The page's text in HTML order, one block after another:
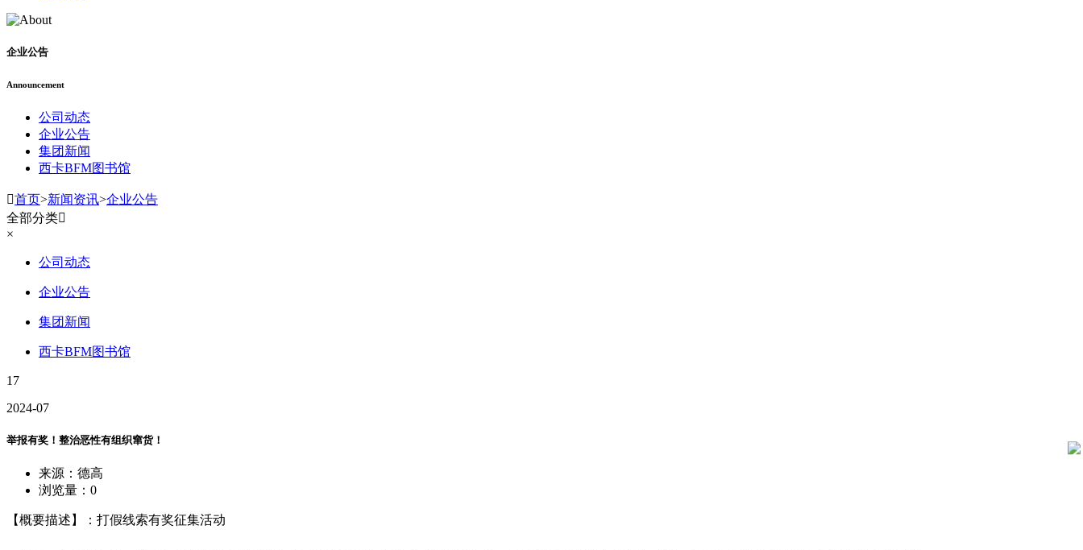
企业公告
Announcement
公司动态
企业公告
集团新闻
西卡BFM图书馆
首页>新闻资讯>企业公告
全部分类
×
公司动态
企业公告
集团新闻
西卡BFM图书馆
17
2024-07
举报有奖！整治恶性有组织窜货！
来源：德高
浏览量： 0
【概要描述】：打假线索有奖征集活动